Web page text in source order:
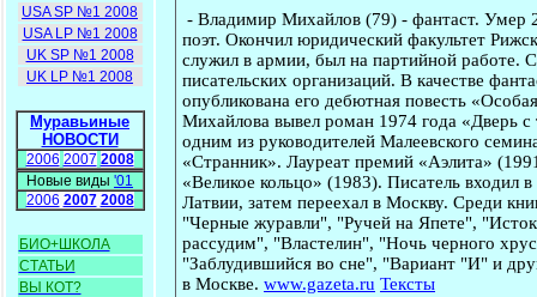
USA SP №1 2008
USA LP №1 2008
UK SP №1 2008
UK LP №1 2008
Муравьиные
НОВОСТИ
2006 2007 2008
Новые виды'01
2006 2007 2008
БИО+ШКОЛА
СТАТЬИ
ВЫ КОТ?
-Владимир Михайлов (79) - фантаст. Умер
поэт. Окончил юридический факультет
служил в армии, был на партийной работе.
писательских организаций. В качестве
опубликована его дебютная повесть
Михайлова вывел роман 1974 года «Дверь
одним из руководителей Малеевского
«Странник». Лауреат премий «Аэлита»
«Великое кольцо» (1983). Писатель входил
Латвии, затем переехал в Москву. Среди
"Черные журавли", "Ручей на Япете",
рассудим", "Властелин", "Ночь черного
"Заблудившийся во сне", "Вариант "И" и
в Москве.www.gazeta.ru Тексты